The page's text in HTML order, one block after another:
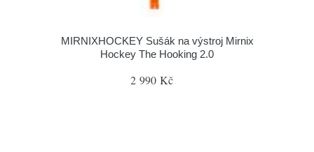
MIRNIXHOCKEY Sušák na výstroj Mirnix
Hockey The Hooking 2.0
2 990 Kč